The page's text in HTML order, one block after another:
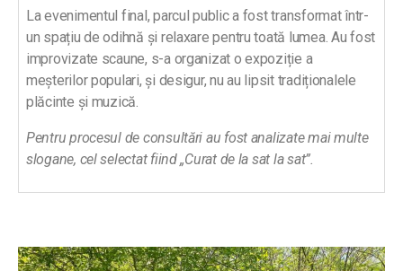
La evenimentul final, parcul public a fost transformat într-
un spațiu de odihnă și relaxare pentru toată lumea. Au fost
improvizate scaune, s-a organizat o expoziție a
meșterilor populari, și desigur, nu au lipsit tradiționalele
plăcinte și muzică.
Pentru procesul de consultări au fost analizate mai multe
slogane, cel selectat fiind „Curat de la sat la sat”.